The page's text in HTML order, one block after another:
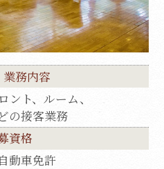
務内容
ント、ルーム、
の接客業務
資格
動車免許